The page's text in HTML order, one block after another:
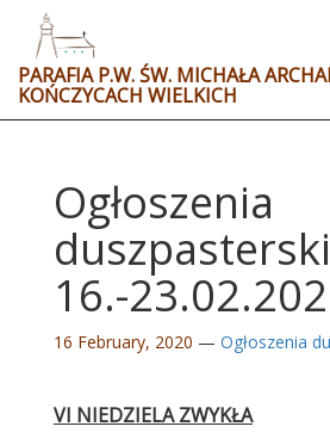
PARAFIA P.W. ŚW. MICHAŁA
KOŃCZYCACH WIELKICH
Ogłoszenia
16.-
16 February, 2020 — Ogłoszenia
VI NIEDZIELA ZWYKŁA